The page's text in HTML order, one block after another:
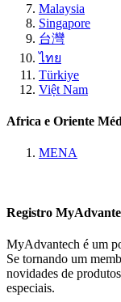
Malaysia
Singapore
台灣
ไทย
Türkiye
Việt Nam
Africa e Oriente
MENA
Registro
MyAdvantech é um
Se tornando um
novidades de
especiais.